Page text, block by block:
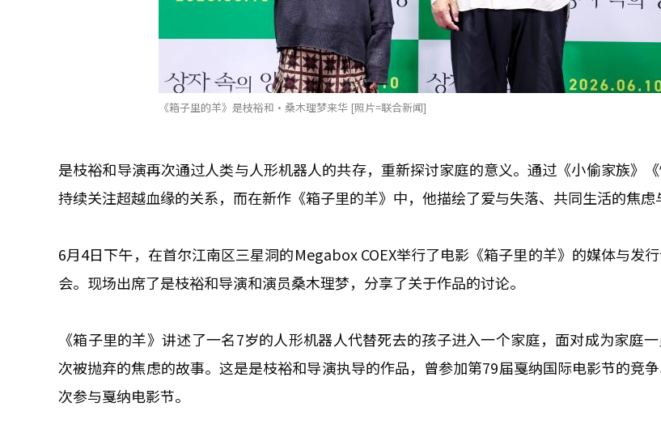
《箱子里的羊》是枝裕和·桑木理梦来华 [照片=联合新闻]
是枝裕和导演再次通过人类与人形机器人的共存，重新探讨家庭的意义。通过《小偷家族》
持续关注超越血缘的关系，而在新作《箱子里的羊》中，他描绘了爱与失落、共同生活的焦虑
6月4日下午，在首尔江南区三星洞的Megabox COEX举行了电影《箱子里的羊》的媒体与发
会。现场出席了是枝裕和导演和演员桑木理梦，分享了关于作品的讨论。
《箱子里的羊》讲述了一名7岁的人形机器人代替死去的孩子进入一个家庭，面对成为家庭
次被抛弃的焦虑的故事。这是是枝裕和导演执导的作品，曾参加第79届戛纳国际电影节的竞
次参与戛纳电影节。